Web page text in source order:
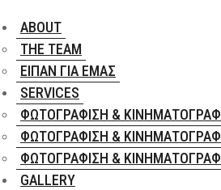
ABOUT
THE TEAM
ΕΊΠΑΝ ΓΙΑ ΕΜΆΣ
SERVICES
ΦΩΤΟΓΡΆΦΙΣΗ &
ΦΩΤΟΓΡΆΦΙΣΗ &
ΦΩΤΟΓΡΆΦΙΣΗ &
GALLERY